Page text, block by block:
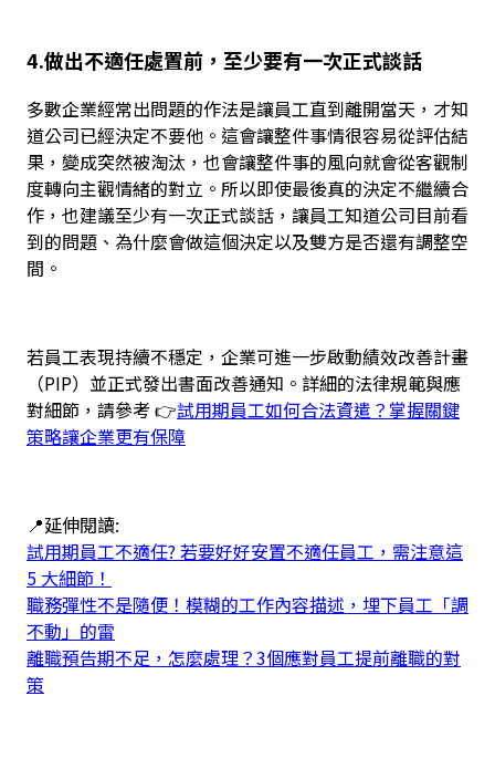
4.做出不適任處置前，至少要有一次正式談話
多數企業經常出問題的作法是讓員工直到離開當天，才知
道公司已經決定不要他。這會讓整件事情很容易從評估結
果，變成突然被淘汰，也會讓整件事的風向就會從客觀制
度轉向主觀情緒的對立。所以即使最後真的決定不繼續合
作，也建議至少有一次正式談話，讓員工知道公司目前看
到的問題、為什麼會做這個決定以及雙方是否還有調整空
間。
若員工表現持續不穩定，企業可進一步啟動績效改善計畫
（PIP）並正式發出書面改善通知。詳細的法律規範與應
對細節，請參考 👉試用期員工如何合法資遣？掌握關鍵
策略讓企業更有保障
📍延伸閱讀:
試用期員工不適任? 若要好好安置不適任員工，需注意這
5 大細節！
職務彈性不是隨便！模糊的工作內容描述，埋下員工「調
不動」的雷
離職預告期不足，怎麼處理？3個應對員工提前離職的對
策